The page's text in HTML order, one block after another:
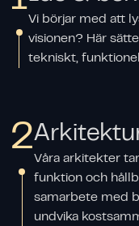
Vi börjar med att
visionen? Här
tekniskt,
2
Våra arkitekter
funktion och
samarbete med
undvika